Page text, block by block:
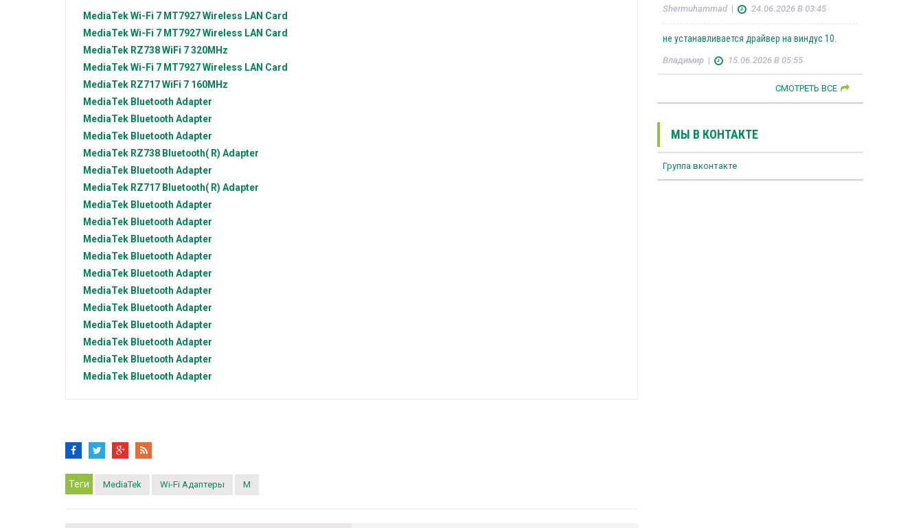
MediaTekWi-Fi 7 MT7927 Wireless LAN Card
MediaTekWi-Fi 7 MT7927 Wireless LAN Card
MediaTek RZ738 WiFi 7 320MHz
MediaTekWi-Fi 7 MT7927 Wireless LAN Card
MediaTek RZ717 WiFi 7 160MHz
MediaTek Bluetooth Adapter
MediaTek Bluetooth Adapter
MediaTek Bluetooth Adapter
MediaTek RZ738 Bluetooth( R) Adapter
MediaTek Bluetooth Adapter
MediaTek RZ717 Bluetooth( R) Adapter
MediaTek Bluetooth Adapter
MediaTek Bluetooth Adapter
MediaTek Bluetooth Adapter
MediaTek Bluetooth Adapter
MediaTek Bluetooth Adapter
MediaTek Bluetooth Adapter
MediaTek Bluetooth Adapter
MediaTek Bluetooth Adapter
MediaTek Bluetooth Adapter
MediaTek Bluetooth Adapter
MediaTek Bluetooth Adapter
Теги MediaTek Wi-Fi Адаптеры M
Shermuhammad| 24.06.2026 В 03:45
не устанавливается драйвер на виндус 10.
Владимир| 15.06.2026 В 05:55
СМОТРЕТЬ ВСЕ
МЫ В КОНТАКТЕ
Группа вконтакте